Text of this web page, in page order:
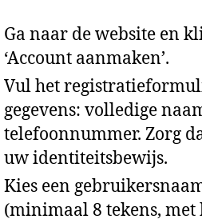
Ga naar de website en
‘Account aanmaken’.
Vul het
gegevens: volledige
telefoonnummer. Zorg
uw identiteitsbewijs.
Kies een
(minimaal 8 tekens,